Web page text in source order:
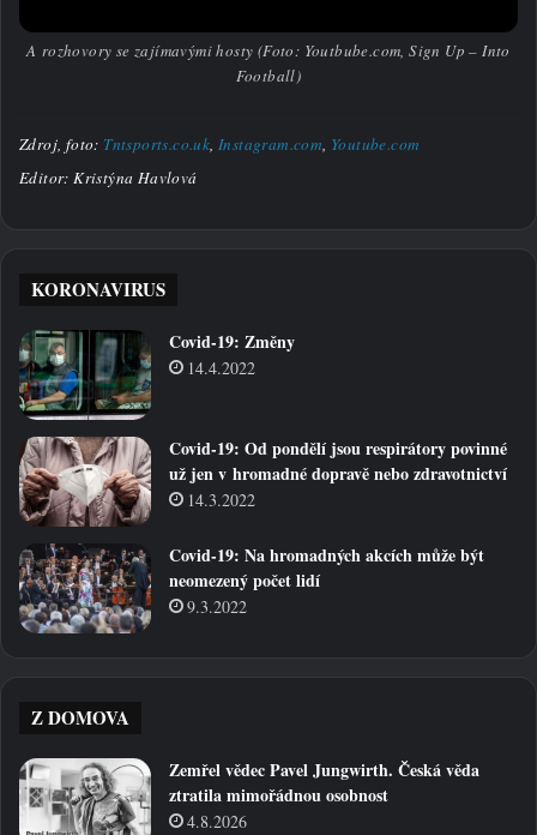
A rozhovory se zajímavými hosty (Foto: Youtbube.com, Sign Up – Into
Football)
Zdroj, foto: Tntsports.co.uk,Instagram.com, Youtube.com
Editor: Kristýna Havlová
KORONAVIRUS
Covid-19: Změny
14.4.2022
Covid-19: Od pondělí jsou respirátory povinné
už jen v hromadné dopravě nebo zdravotnictví
14.3.2022
Covid-19: Na hromadných akcích může být
neomezený počet lidí
9.3.2022
Z DOMOVA
Zemřel vědec Pavel Jungwirth. Česká věda
ztratila mimořádnou osobnost
4.8.2026